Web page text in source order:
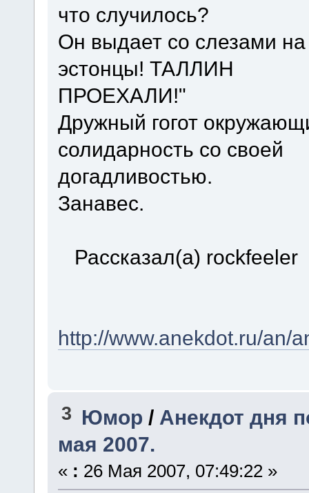
что случилось?
Он выдает со слезами
эстонцы! ТАЛЛИН
ПРОЕХАЛИ!"
Дружный гогот
солидарность со своей
догадливостью.
Занавес.
Рассказал(a) rockfeeler
http://www.anekdot.ru/an/
3 Юмор / Анекдот дня
мая 2007.
« : 26 Мая 2007, 07:49:22 »